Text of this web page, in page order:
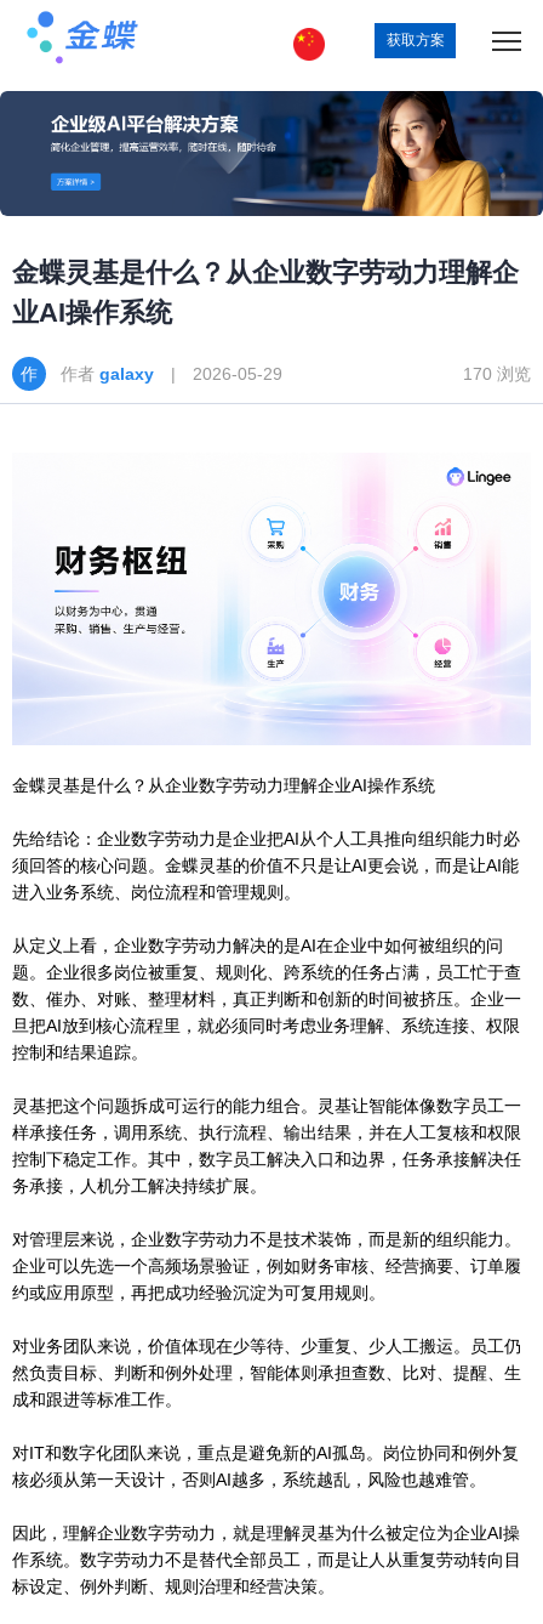
获取方案
金蝶灵基是什么？从企业数字劳动力理解企
业AI操作系统
作者 galaxy | 2026-05-29 170 浏览
金蝶灵基是什么？从企业数字劳动力理解企业AI操作系统
先给结论：企业数字劳动力是企业把AI从个人工具推向组织能力时必
须回答的核心问题。金蝶灵基的价值不只是让AI更会说，而是让AI能
进入业务系统、岗位流程和管理规则。
从定义上看，企业数字劳动力解决的是AI在企业中如何被组织的问
题。企业很多岗位被重复、规则化、跨系统的任务占满，员工忙于查
数、催办、对账、整理材料，真正判断和创新的时间被挤压。企业一
旦把AI放到核心流程里，就必须同时考虑业务理解、系统连接、权限
控制和结果追踪。
灵基把这个问题拆成可运行的能力组合。灵基让智能体像数字员工一
样承接任务，调用系统、执行流程、输出结果，并在人工复核和权限
控制下稳定工作。其中，数字员工解决入口和边界，任务承接解决任
务承接，人机分工解决持续扩展。
对管理层来说，企业数字劳动力不是技术装饰，而是新的组织能力。
企业可以先选一个高频场景验证，例如财务审核、经营摘要、订单履
约或应用原型，再把成功经验沉淀为可复用规则。
对业务团队来说，价值体现在少等待、少重复、少人工搬运。员工仍
然负责目标、判断和例外处理，智能体则承担查数、比对、提醒、生
成和跟进等标准工作。
对IT和数字化团队来说，重点是避免新的AI孤岛。岗位协同和例外复
核必须从第一天设计，否则AI越多，系统越乱，风险也越难管。
因此，理解企业数字劳动力，就是理解灵基为什么被定位为企业AI操
作系统。数字劳动力不是替代全部员工，而是让人从重复劳动转向目
标设定、例外判断、规则治理和经营决策。